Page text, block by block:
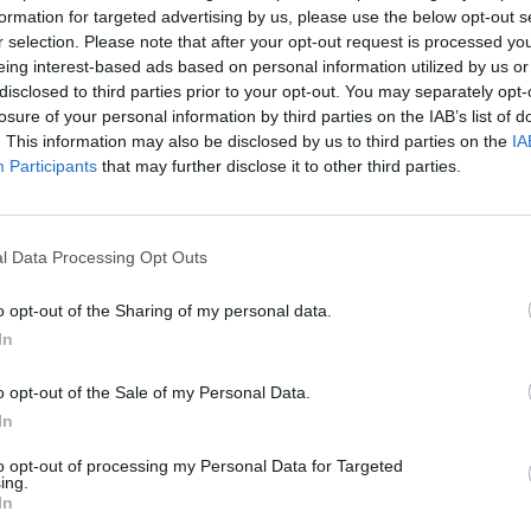
for targeted advertising by us, please use the below opt-out
selection. Please note that after your opt-out request is processed
interest-based ads based on personal information utilized by us
to third parties prior to your opt-out. You may separately
of your personal information by third parties on the IAB’s list of
This information may also be disclosed by us to third parties on the
Participants that may further disclose it to other third parties.
Data Processing Opt Outs
opt-out of the Sharing of my personal data.
opt-out of the Sale of my Personal Data.
opt-out of processing my Personal Data for Targeted
el a sötét fellegek a távközlési felszerelés
összes szereplője profit warningolt, s a kilátások
soros warningoló cég a Nortel volt, a kanadai
a 2. negyedévhez képest), a társaság az árbevétel 15%-
negyedévről a másik negyedévre igen jelentős változás, bár az
portfolio.hu hírarchívumához tartozik, melynek olvasása